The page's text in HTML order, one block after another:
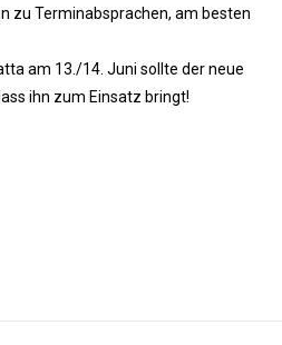
zu Terminabsprachen, am besten
am 13./14. Juni sollte der neue
ihn zum Einsatz bringt!